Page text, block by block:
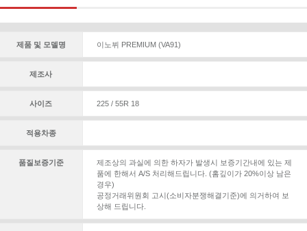
제품 및 모델명 이노뷔 PREMIUM (VA91)
제조사
사이즈 225 / 55R 18
적용차종
품질보증기준
제조상의 과실에 의한 하자가 발생시 보증기간내에 있는 제
품에 한해서 A/S 처리해드립니다. (홈깊이가 20%이상 남은
경우)
공정거래위원회 고시(소비자분쟁해결기준)에 의거하여 보
상해 드립니다.